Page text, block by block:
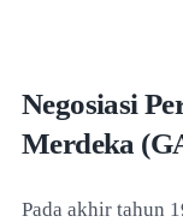
Negosiasi
Merdeka
Pada akhir tahun